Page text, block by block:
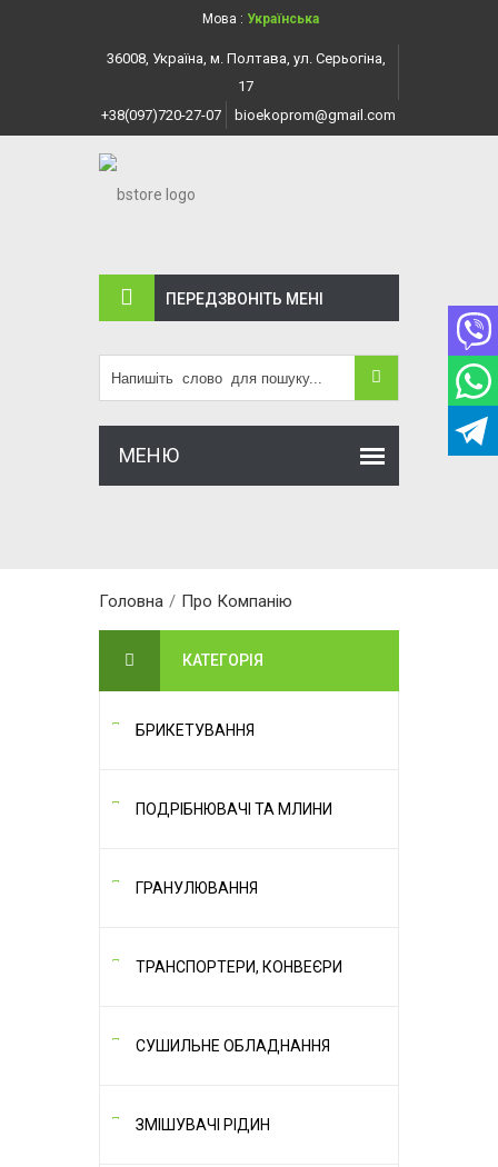
Мова : Українська
36008, Україна, м. Полтава, ул. Серьогіна,
17
+38(097)720-27-07
bioekoprom@gmail.com
ПЕРЕДЗВОНІТЬ МЕНI
МЕНЮ
Головна / Про Компанію
КАТЕГОРІЯ
БРИКЕТУВАННЯ
ПОДРІБНЮВАЧІ ТА МЛИНИ
ГРАНУЛЮВАННЯ
ТРАНСПОРТЕРИ, КОНВЕЄРИ
СУШИЛЬНЕ ОБЛАДНАННЯ
ЗМІШУВАЧІ РІДИН